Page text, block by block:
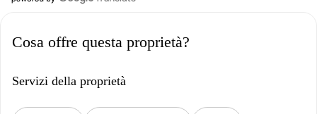
Cosa offre questa proprietà?
Servizi della proprietà